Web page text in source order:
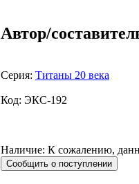
Автор/
Серия: Титаны 20 века
Код: ЭКС-192
Наличие: К сожалению,